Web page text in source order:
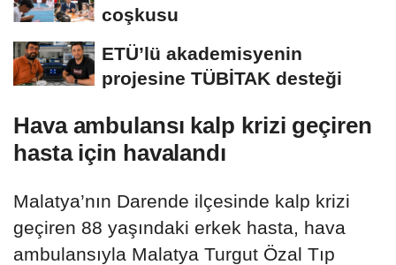
coşkusu
ETÜ’lü akademisyenin
projesine TÜBİTAK desteği
Hava ambulansı kalp krizi geçiren
hasta için havalandı
Malatya’nın Darende ilçesinde kalp krizi
geçiren 88 yaşındaki erkek hasta, hava
ambulansıyla Malatya Turgut Özal Tıp